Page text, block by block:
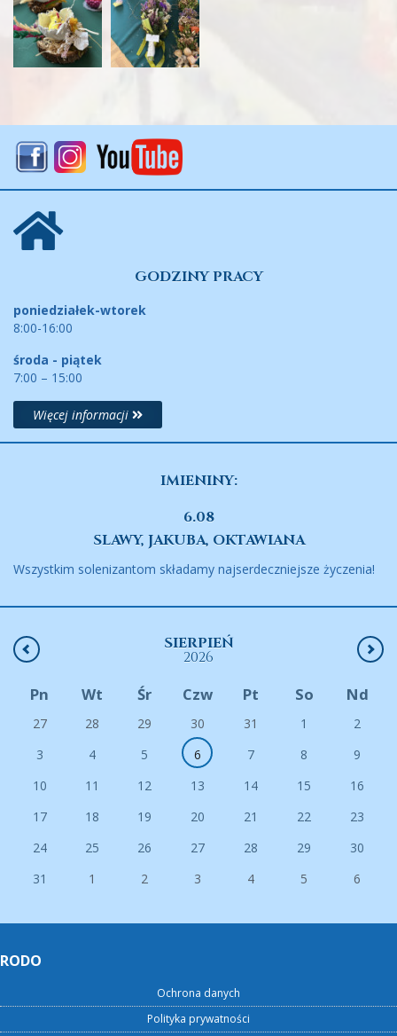
GODZINY PRACY
poniedziałek-wtorek
8:00-16:00
środa - piątek
7:00 – 15:00
Więcej informacji
IMIENINY:
6.08
SLAWY, JAKUBA, OKTAWIANA
Wszystkim solenizantom składamy najserdeczniejsze życzenia!
SIERPIEŃ
2026
Pn Wt Śr Czw Pt So Nd
27 28 29 30 31 1
2
3
4 5 6 7 8
9
10
11 12 13 14 15
16
17
18 19 20 21 22
23
24
25 26 27 28 29
30
31
1 2 3 4 5 6
RODO
Ochrona danych
Polityka prywatności